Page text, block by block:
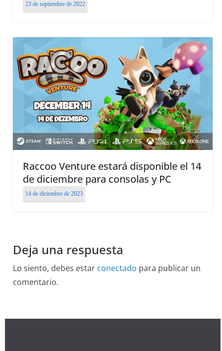
23 de septiembre de 2022
Raccoo Venture estará disponible el 14
de diciembre para consolas y PC
14 de diciembre de 2023
Deja una respuesta
Lo siento, debes estar conectado para publicar un
comentario.